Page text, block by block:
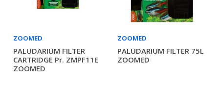
ZOOMED
PALUDARIUM FILTER
CARTRIDGE Pr. ZMPF11E
ZOOMED
ZOOMED
PALUDARIUM FILTER 75L
ZOOMED